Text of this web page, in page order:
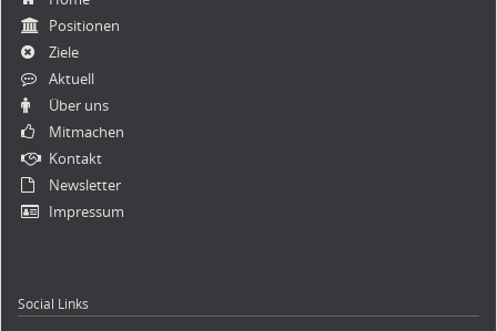
überspringen
Positionen
Ziele
Aktuell
Über uns
Mitmachen
Kontakt
Newsletter
Impressum
Social Links